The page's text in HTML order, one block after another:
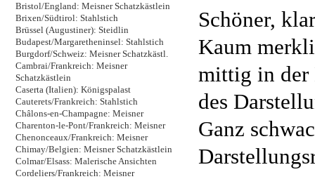
Bristol/England: Meisner Schatzkästlein
Brixen/Südtirol: Stahlstich
Brüssel (Augustiner): Steidlin
Budapest/Margaretheninsel: Stahlstich
Burgdorf/Schweiz: Meisner Schatzkästl.
Cambrai/Frankreich: Meisner
Schatzkästlein
Caserta (Italien): Königspalast
Cauterets/Frankreich: Stahlstich
Châlons-en-Champagne: Meisner
Charenton-le-Pont/Frankreich: Meisner
Chenonceaux/Frankreich: Meisner
Chimay/Belgien: Meisner Schatzkästlein
Colmar/Elsass: Malerische Ansichten
Cordeliers/Frankreich: Meisner
Schöner,
Kaum
mittig in der
des
Ganz